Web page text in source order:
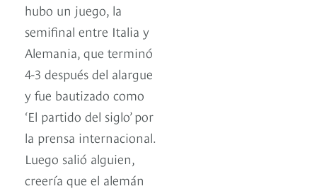
hubo un juego, la
semifinal entre Italia y
Alemania, que terminó
4-3 después del alargue
y fue bautizado como
‘El partido del siglo’ por
la prensa internacional.
Luego salió alguien,
creería que el alemán